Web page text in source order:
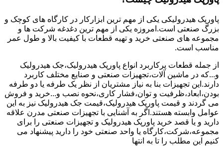
پاورپک هیدرولیکی یکی از مهم ترین ابزارکار در کارگاه های کوچک و
بزرگ صنعتی است.امروزه یکی از مهم ترین دغدغه شرکت ها و
مجموعه های صنعتی خرید و تهیه قطعات با کیفیت بالا و طول عمر
مناسب است.
از جمله قطعات پرکاربرد انواع پاورپک هیدرولیک،جک هیدرولیک
و...که در ماشین آلات،تجهیزات صنعتی و صنایع مختلف کاربرد
دارند.این تجهیزات بنا به نیاز مشتریان از نظر یک طرفه یا دو طرفه
بودن،ابعاد،ظرفیت و توان،فشار کاری،نحوه نصب و...خرید و فروش
می گردند و قیمت پاورپک هیدرولیک،قیمت جک هیدرولیک نیز به این
عوامل وابسته هستند.اگر به آشنایی با تجهیزات صنعتی مدرن علاقه
دارید و یا قصد خرید پاورپک هیدرولیک و تجهیزات صنعتی را برای
مجموعه،شرکت،کارگاه یا واحد صنعتی خود را دارید پیشنهاد می
کنیم این مطلب را تا به انتها